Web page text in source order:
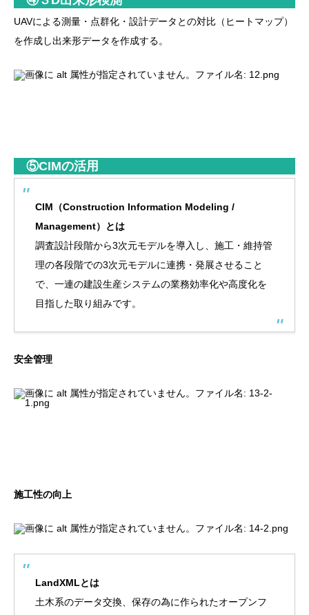
UAVによる測量・点群化・設計データとの対比（ヒートマップ）
を作成し出来形データを作成する。
⑤CIMの活用
CIM（Construction Information Modeling /
Management）とは
調査設計段階から3次元モデルを導入し、施工・維持管
理の各段階での3次元モデルに連携・発展させること
で、一連の建設生産システムの業務効率化や高度化を
目指した取り組みです。
安全管理
施工性の向上
LandXMLとは
土木系のデータ交換、保存の為に作られたオープンフ